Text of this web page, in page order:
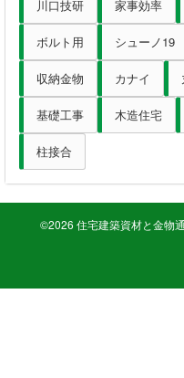
接着剤
防水・気密部材
断熱材
養生・保護材
屋内用手すり
川口技研 家事効率
ボルト用 シューノ19
収納金物 カナイ
基礎工事 木造住宅
柱接合
©2026 住宅建築資材と金物